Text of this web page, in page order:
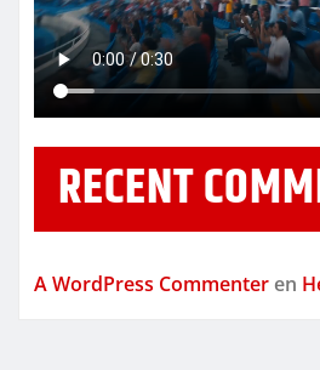
RECENT
A WordPress Commenter en